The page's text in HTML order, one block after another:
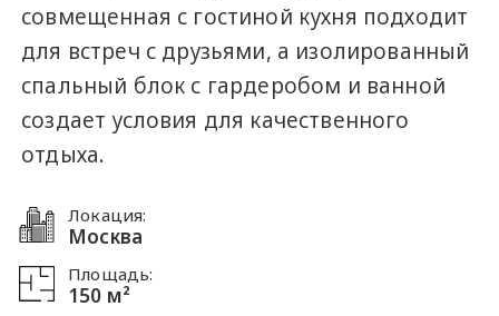
совмещенная с гостиной кухня подходит
для встреч с друзьями, а изолированный
спальный блок с гардеробом и ванной
создает условия для качественного
отдыха.
Локация:
Москва
Площадь:
150 м²